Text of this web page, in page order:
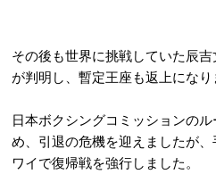
その後も世界に挑戦していた辰吉
が判明し、暫定王座も返上になり
日本ボクシングコミッションの
め、引退の危機を迎えましたが
ワイで復帰戦を強行しました。